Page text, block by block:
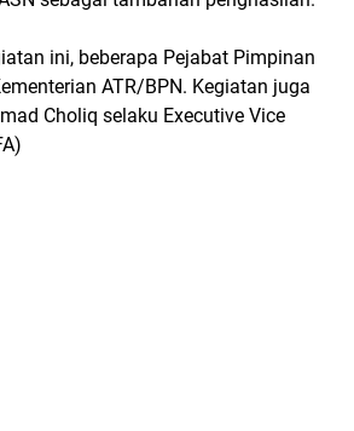
ini, beberapa Pejabat Pimpinan
ATR/BPN. Kegiatan juga
Choliq selaku Executive Vice